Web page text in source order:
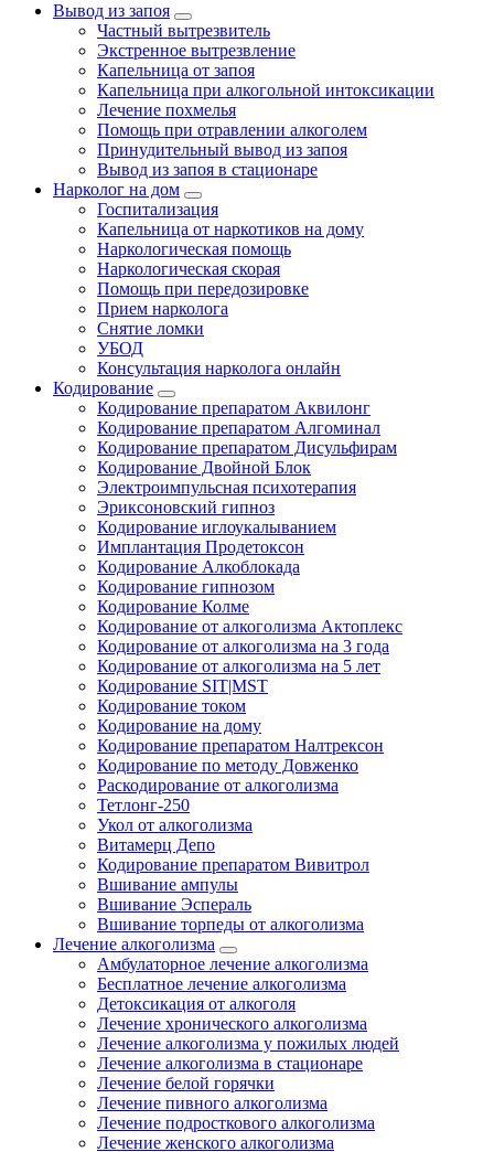
Вывод из запоя
Частный вытрезвитель
Экстренное вытрезвление
Капельница от запоя
Капельница при алкогольной интоксикации
Лечение похмелья
Помощь при отравлении алкоголем
Принудительный вывод из запоя
Вывод из запоя в стационаре
Нарколог на дом
Госпитализация
Капельница от наркотиков на дому
Наркологическая помощь
Наркологическая скорая
Помощь при передозировке
Прием нарколога
Снятие ломки
УБОД
Консультация нарколога онлайн
Кодирование
Кодирование препаратом Аквилонг
Кодирование препаратом Алгоминал
Кодирование препаратом Дисульфирам
Кодирование Двойной Блок
Электроимпульсная психотерапия
Эриксоновский гипноз
Кодирование иглоукалыванием
Имплантация Продетоксон
Кодирование Алкоблокада
Кодирование гипнозом
Кодирование Колме
Кодирование от алкоголизма Актоплекс
Кодирование от алкоголизма на 3 года
Кодирование от алкоголизма на 5 лет
Кодирование SIT|MST
Кодирование током
Кодирование на дому
Кодирование препаратом Налтрексон
Кодирование по методу Довженко
Раскодирование от алкоголизма
Тетлонг-250
Укол от алкоголизма
Витамерц Депо
Кодирование препаратом Вивитрол
Вшивание ампулы
Вшивание Эспераль
Вшивание торпеды от алкоголизма
Лечение алкоголизма
Амбулаторное лечение алкоголизма
Бесплатное лечение алкоголизма
Детоксикация от алкоголя
Лечение хронического алкоголизма
Лечение алкоголизма у пожилых людей
Лечение алкоголизма в стационаре
Лечение белой горячки
Лечение пивного алкоголизма
Лечение подросткового алкоголизма
Лечение женского алкоголизма